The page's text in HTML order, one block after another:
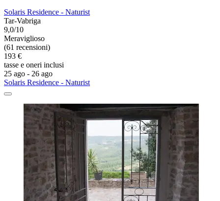
Solaris Residence - Naturist
Tar-Vabriga
9,0/10
Meraviglioso
(61 recensioni)
193 €
tasse e oneri inclusi
25 ago - 26 ago
Solaris Residence - Naturist